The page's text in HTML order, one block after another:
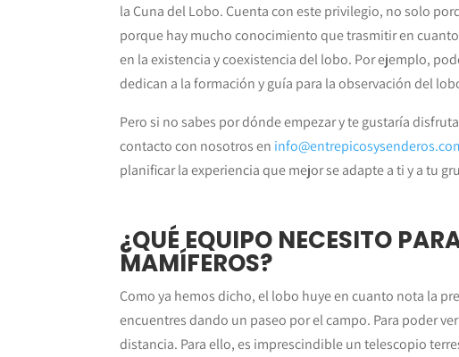
la Cuna del Lobo. Cuenta con este privilegio, no solo
porque hay mucho conocimiento que trasmitir en
en la existencia y coexistencia del lobo. Por ejemplo,
dedican a la formación y guía para la observación del
Pero si no sabes por dónde empezar y te gustaría
contacto con nosotros en
planificar la experiencia que mejor se adapte a ti y a tu
¿QUÉ EQUIPO NECESITO
MAMÍFEROS?
Como ya hemos dicho, el lobo huye en cuanto nota la
encuentres dando un paseo por el campo. Para poder
distancia. Para ello, es imprescindible un telescopio